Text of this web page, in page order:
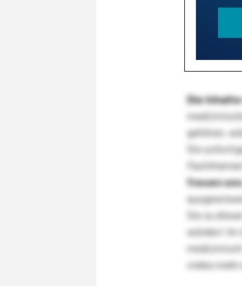
Die
gehören,
Sie
freuen
Sie zu
würden! Im
vieles